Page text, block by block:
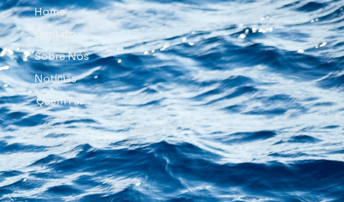
Home
Contato
Sobre Nós
Notícias
Quem Faz